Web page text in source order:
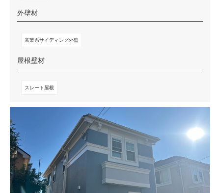
外壁材
窯業系サイディング外壁
屋根壁材
スレート屋根